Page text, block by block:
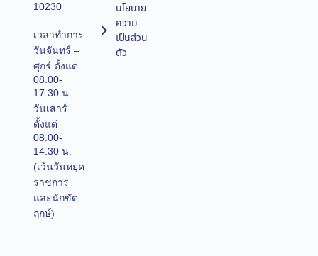
10230
เวลาทำการ
วันจันทร์ –
ศุกร์ ตั้งแต่
08.00-
17.30 น.
วันเสาร์
ตั้งแต่
08.00-
14.30 น.
(เว้นวันหยุด
ราชการ
และนักขัต
ฤกษ์)
นโยบาย
ความ
เป็นส่วน
ตัว